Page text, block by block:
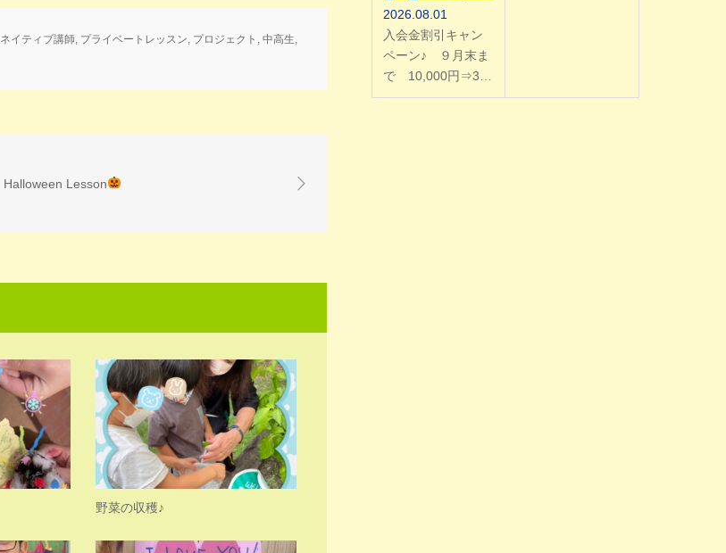
ネイティブ講師, プライベートレッスン, プロジェクト , 中高生,
Halloween Lesson
野菜の収穫♪
2026.08.01
入会金割引キャン
ペーン♪ ９月末ま
で 10,000円⇒3…